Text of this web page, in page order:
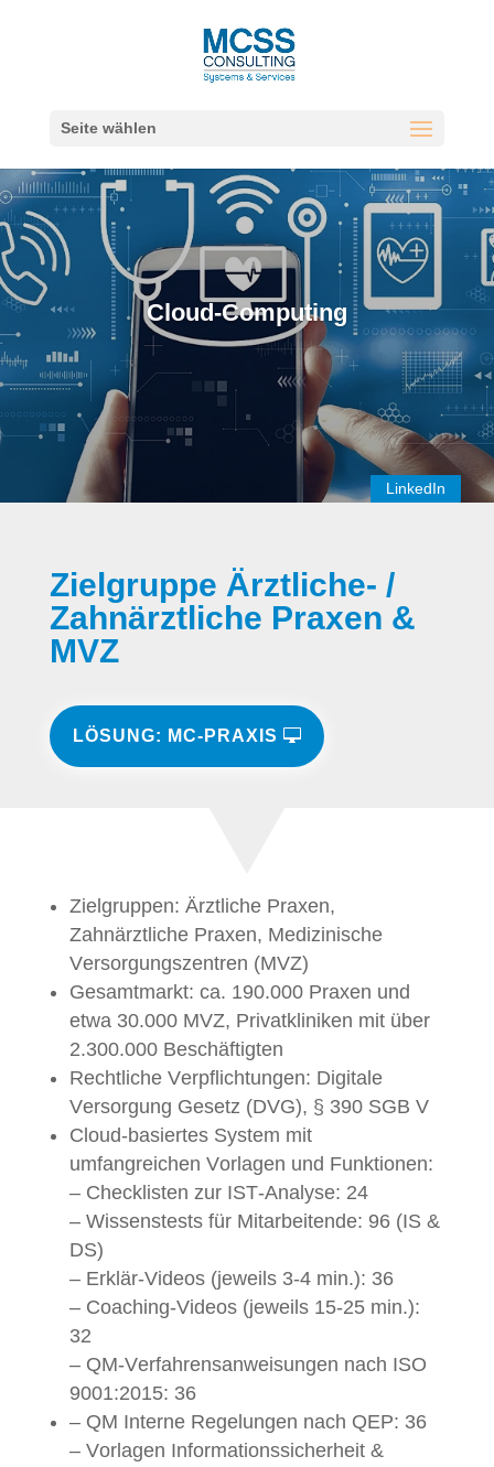
Seite wählen
LinkedIn
Cloud-Computing
Zielgruppe Ärztliche- /
Zahnärztliche Praxen &
MVZ
LÖSUNG: MC-PRAXIS
Zielgruppen: Ärztliche Praxen,
Zahnärztliche Praxen, Medizinische
Versorgungszentren (MVZ)
Gesamtmarkt: ca. 190.000 Praxen und
etwa 30.000 MVZ, Privatkliniken mit über
2.300.000 Beschäftigten
Rechtliche Verpflichtungen: Digitale
Versorgung Gesetz (DVG), § 390 SGB V
Cloud-basiertes System mit
umfangreichen Vorlagen und Funktionen:
– Checklisten zur IST-Analyse: 24
– Wissenstests für Mitarbeitende: 96 (IS &
DS)
– Erklär-Videos (jeweils 3-4 min.): 36
– Coaching-Videos (jeweils 15-25 min.):
32
– QM-Verfahrensanweisungen nach ISO
9001:2015: 36
– QM Interne Regelungen nach QEP: 36
– Vorlagen Informationssicherheit &